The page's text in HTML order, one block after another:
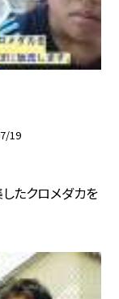
19
たクロメダカを